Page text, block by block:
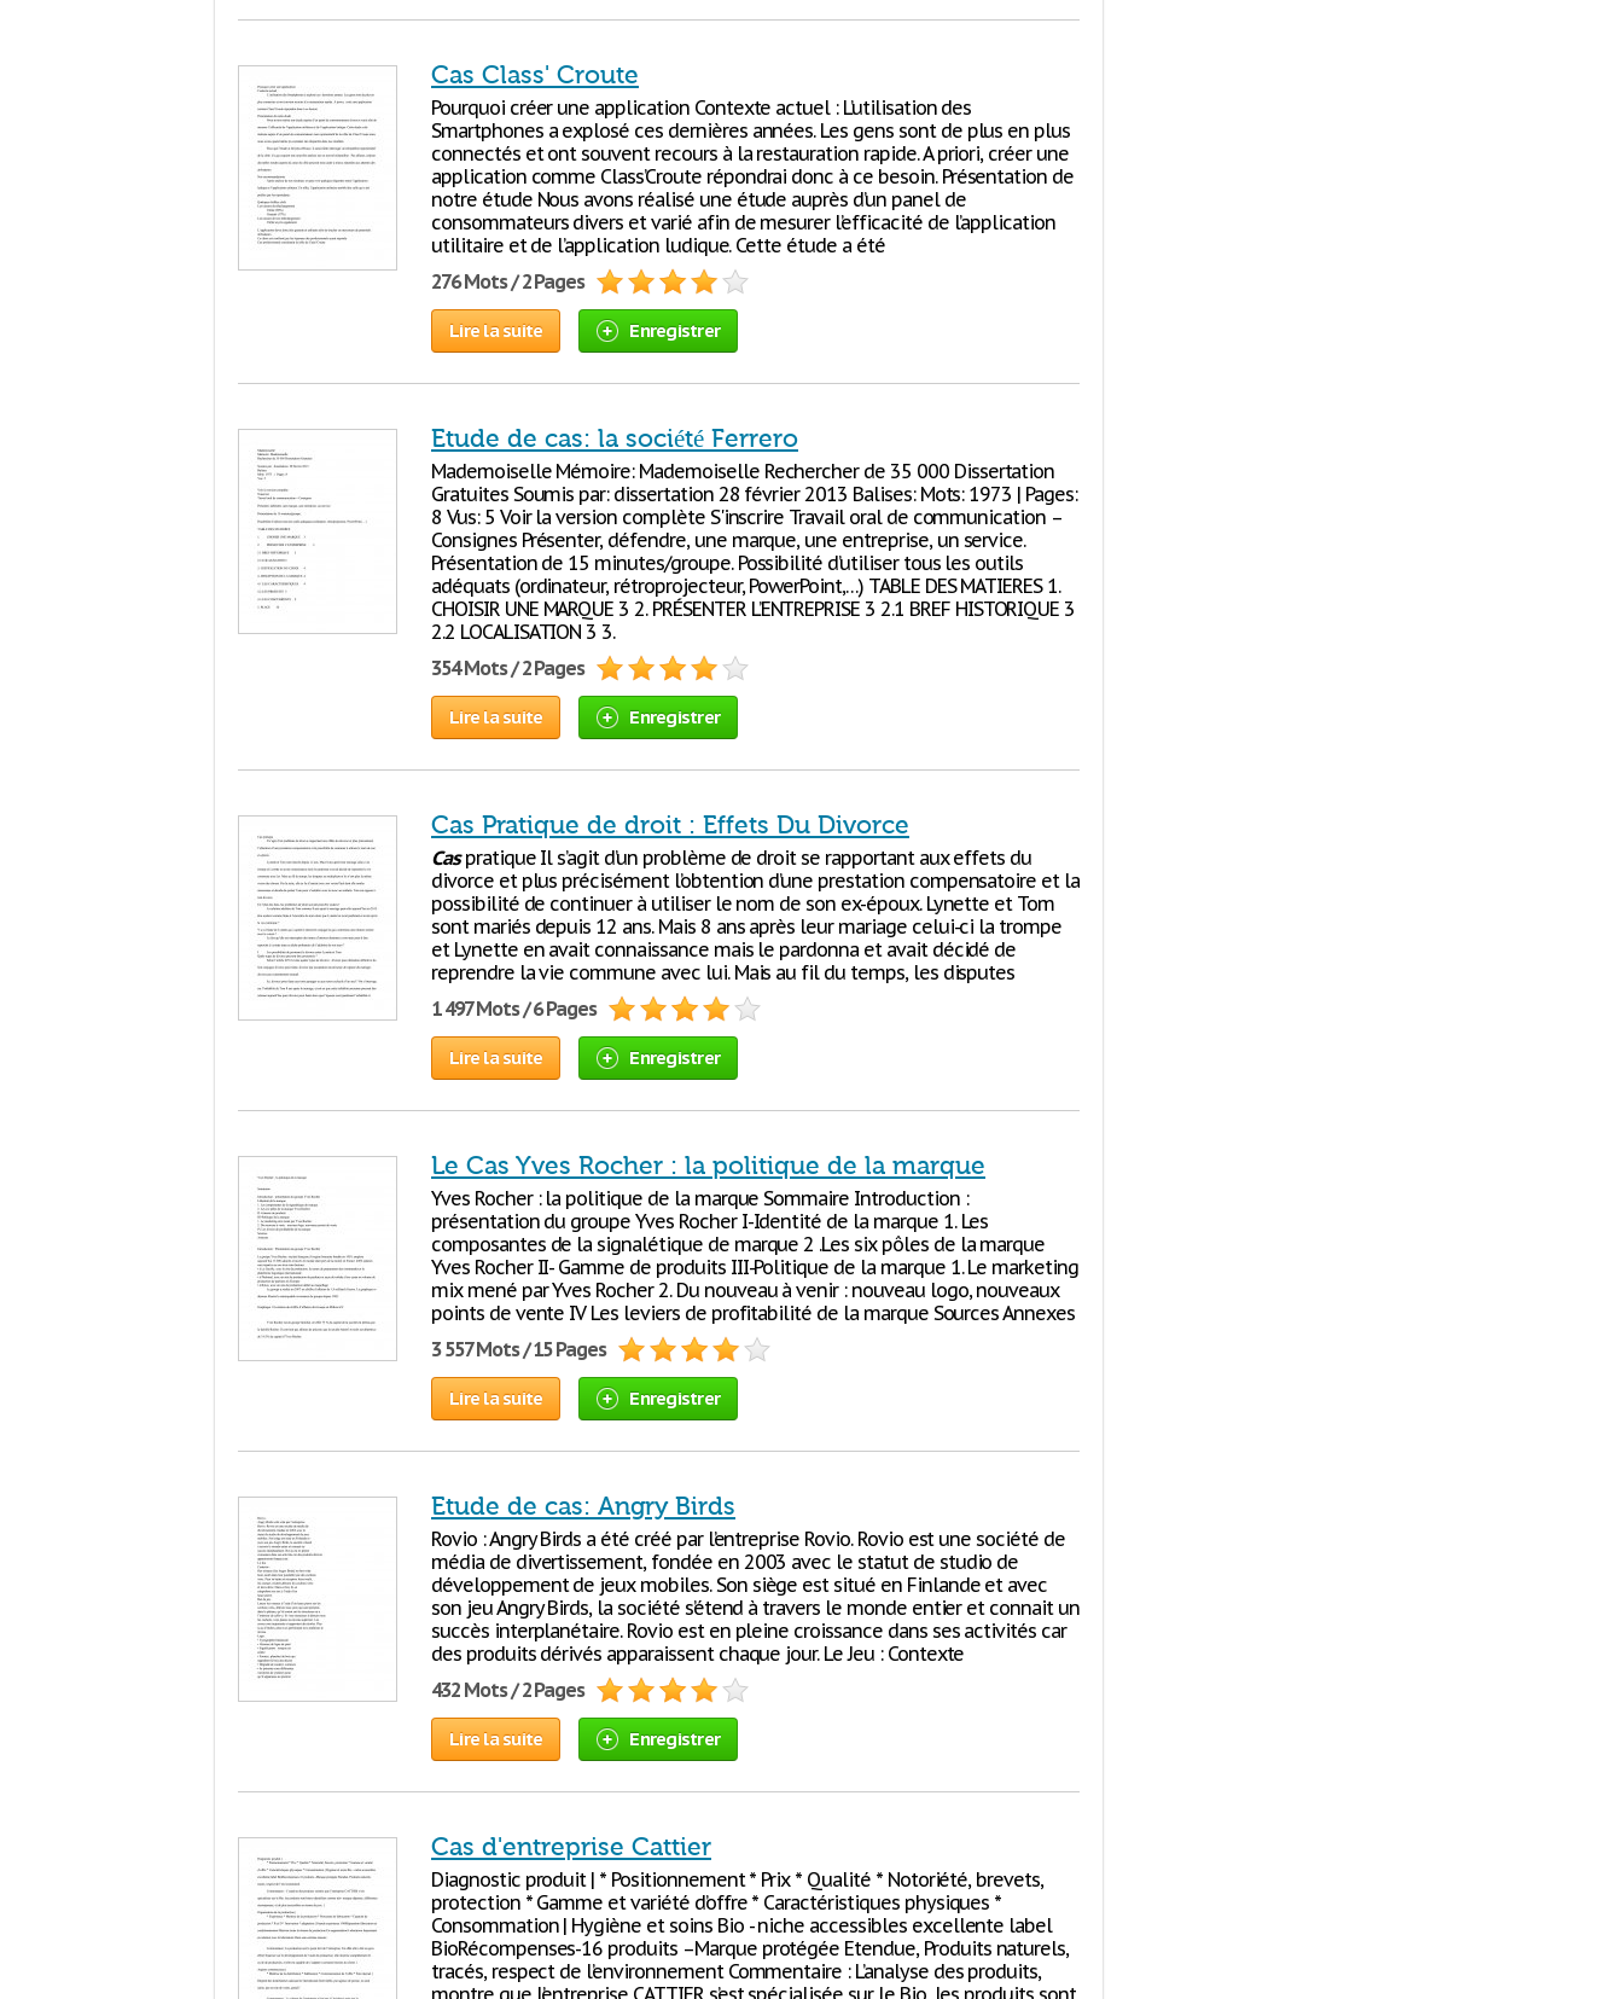
Cas Class' Croute
Pourquoi créer une application Contexte actuel : L’utilisation des
Smartphones a explosé ces dernières années. Les gens sont de plus en plus
connectés et ont souvent recours à la restauration rapide. A priori, créer une
application comme Class’Croute répondrai donc à ce besoin. Présentation de
notre étude Nous avons réalisé une étude auprès d’un panel de
consommateurs divers et varié afin de mesurer l’efficacité de l’application
utilitaire et de l’application ludique. Cette étude a été
276 Mots / 2 Pages
Lire la suite Enregistrer
Etude de cas: la société Ferrero
Mademoiselle Mémoire: Mademoiselle Rechercher de 35 000 Dissertation
Gratuites Soumis par: dissertation 28 février 2013 Balises: Mots: 1973 | Pages:
8 Vus: 5 Voir la version complète S'inscrire Travail oral de communication –
Consignes Présenter, défendre, une marque, une entreprise, un service.
Présentation de 15 minutes/groupe. Possibilité d’utiliser tous les outils
adéquats (ordinateur, rétroprojecteur, PowerPoint,…) TABLE DES MATIERES 1.
CHOISIR UNE MARQUE 3 2. PRÉSENTER L’ENTREPRISE 3 2.1 BREF HISTORIQUE 3
2.2 LOCALISATION 3 3.
354 Mots / 2 Pages
Lire la suite Enregistrer
Cas Pratique de droit : Effets Du Divorce
Caspratique Il s’agit d’un problème de droit se rapportant aux effets du
divorce et plus précisément l’obtention d’une prestation compensatoire et la
possibilité de continuer à utiliser le nom de son ex-époux. Lynette et Tom
sont mariés depuis 12 ans. Mais 8 ans après leur mariage celui-ci la trompe
et Lynette en avait connaissance mais le pardonna et avait décidé de
reprendre la vie commune avec lui. Mais au fil du temps, les disputes
1 497 Mots / 6 Pages
Lire la suite Enregistrer
Le Cas Yves Rocher : la politique de la marque
Yves Rocher : la politique de la marque Sommaire Introduction :
présentation du groupe Yves Rocher I-Identité de la marque 1. Les
composantes de la signalétique de marque 2 .Les six pôles de la marque
Yves Rocher II- Gamme de produits III-Politique de la marque 1. Le marketing
mix mené par Yves Rocher 2. Du nouveau à venir : nouveau logo, nouveaux
points de vente IV Les leviers de profitabilité de la marque Sources Annexes
3 557 Mots / 15 Pages
Lire la suite Enregistrer
Etude de cas: Angry Birds
Rovio : Angry Birds a été créé par l’entreprise Rovio. Rovio est une société de
média de divertissement, fondée en 2003 avec le statut de studio de
développement de jeux mobiles. Son siège est situé en Finlande et avec
son jeu Angry Birds, la société s’étend à travers le monde entier et connait un
succès interplanétaire. Rovio est en pleine croissance dans ses activités car
des produits dérivés apparaissent chaque jour. Le Jeu : Contexte
432 Mots / 2 Pages
Lire la suite Enregistrer
Cas d'entreprise Cattier
Diagnostic produit | * Positionnement * Prix * Qualité * Notoriété, brevets,
protection * Gamme et variété d’offre * Caractéristiques physiques *
Consommation | Hygiène et soins Bio - niche accessibles excellente label
BioRécompenses-16 produits –Marque protégée Etendue, Produits naturels,
tracés, respect de l’environnement Commentaire : L’analyse des produits,
montre que l’entreprise CATTIER s’est spécialisée sur le Bio, les produits sont